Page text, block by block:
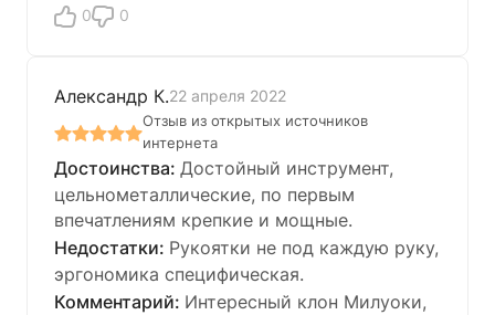
0 0
Александр К.22 апреля 2022
Отзыв из открытых источников
интернета
Достойный инструмент,
цельнометаллические, по первым
впечатлениям крепкие и мощные.
Рукоятки не под каждую руку,
эргономика специфическая.
Интересный клон Милуоки,